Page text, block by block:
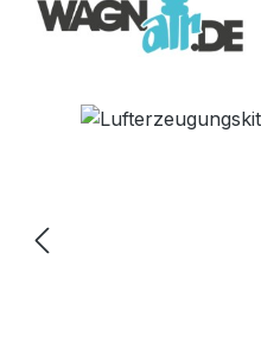
Bildergalerie überspringen